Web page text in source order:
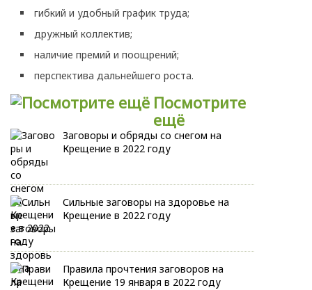
гибкий и удобный график труда;
дружный коллектив;
наличие премий и поощрений;
перспектива дальнейшего роста.
Посмотрите
ещё
Заговоры и обряды со снегом на
Крещение в 2022 году
Сильные заговоры на здоровье на
Крещение в 2022 году
Правила прочтения заговоров на
Крещение 19 января в 2022 году